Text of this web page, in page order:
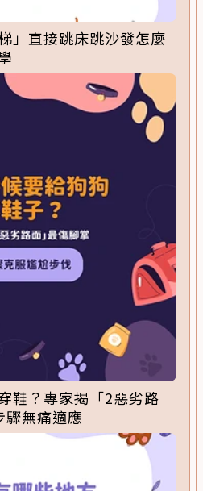
」直接跳床跳沙發怎麼
鞋？專家揭「2惡劣路
驟無痛適應